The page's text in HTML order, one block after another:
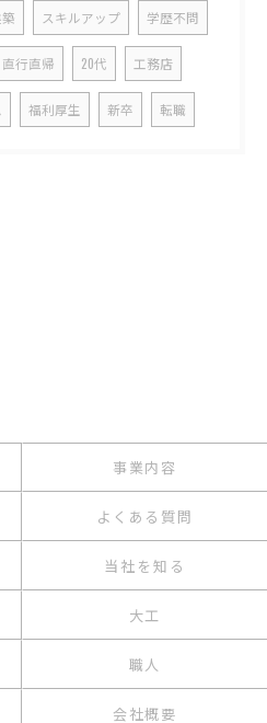
スキルアップ 学歴不問
直行直帰 20代 工務店
福利厚生 新卒 転職
事業内容
よくある質問
当社を知る
大工
職人
会社概要